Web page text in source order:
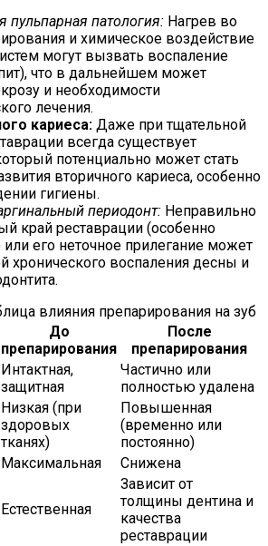
пульпарная патология: Нагрев во
и химическое воздействие
могут вызвать воспаление
что в дальнейшем может
и необходимости
лечения.
кариеса: Даже при тщательной
всегда существует
потенциально может стать
вторичного кариеса, особенно
гигиены.
периодонт: Неправильно
край реставрации (особенно
его неточное прилегание может
хронического воспаления десны и
влияния препарирования на зуб
До
препарирования
После
препарирования
Интактная,
защитная
Частично или
полностью удалена
Низкая (при
здоровых
тканях)
Повышенная
(временно или
постоянно)
Максимальная Снижена
Естественная
Зависит от
толщины дентина и
качества
реставрации